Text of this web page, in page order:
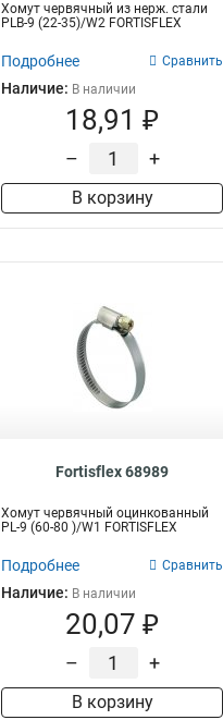
Хомут червячный из нерж. стали
PLB-9 (22-35)/W2 FORTISFLEX
Подробнее Сравнить
Наличие: В наличии
18,91 ₽
– +
В корзину
Fortisflex 68989
Хомут червячный оцинкованный
PL-9 (60-80 )/W1 FORTISFLEX
Подробнее Сравнить
Наличие: В наличии
20,07 ₽
– +
В корзину